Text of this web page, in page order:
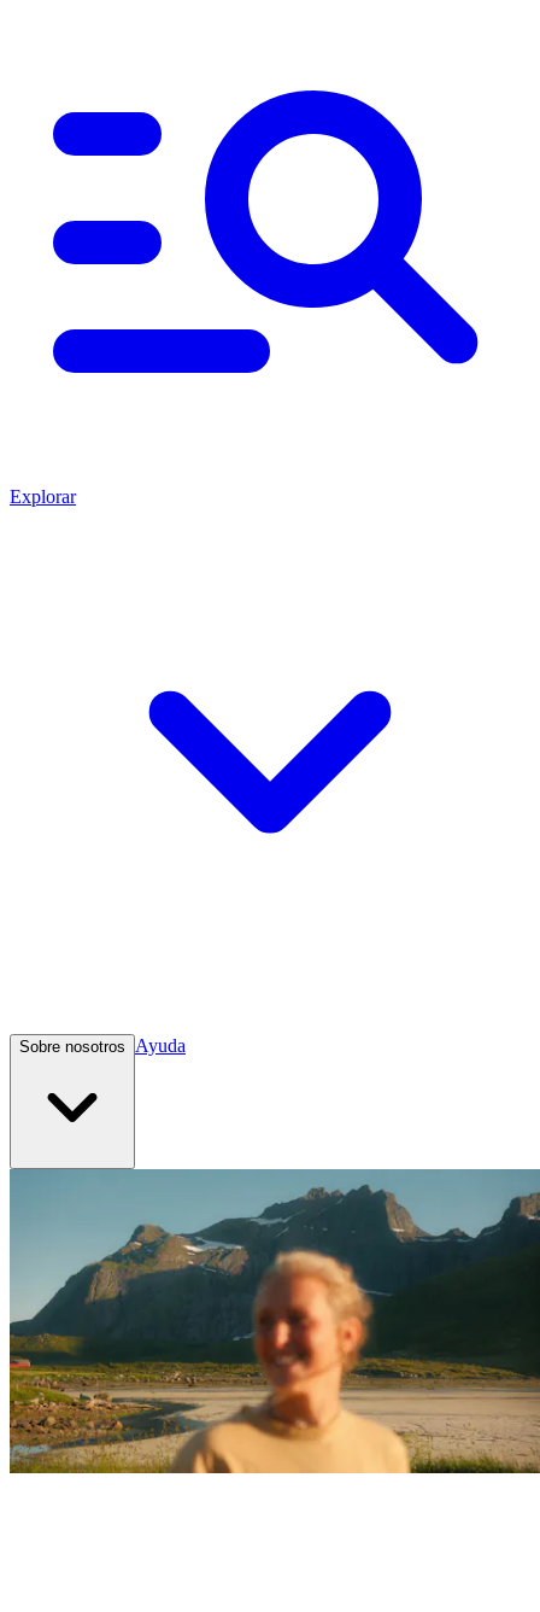
Explorar
Sobre nosotros Ayuda